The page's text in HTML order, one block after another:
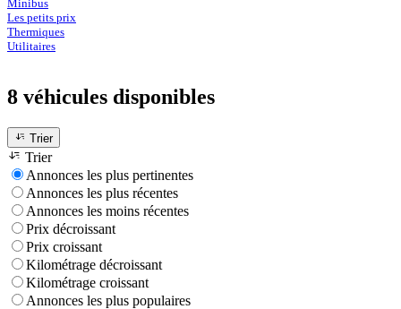
Minibus
Les petits prix
Thermiques
Utilitaires
8 véhicules disponibles
Trier
Trier
Annonces les plus pertinentes
Annonces les plus récentes
Annonces les moins récentes
Prix décroissant
Prix croissant
Kilométrage décroissant
Kilométrage croissant
Annonces les plus populaires